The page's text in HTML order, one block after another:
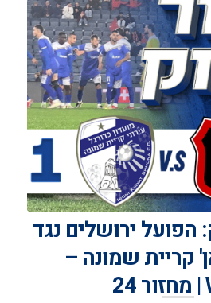
ירושלים נגד
קריית שמונה –